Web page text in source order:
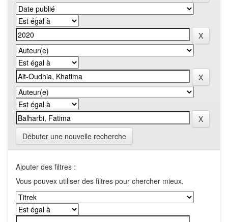
Débuter une nouvelle recherche
Ajouter des filtres :
Vous pouvex utiliser des filtres pour chercher mieux.